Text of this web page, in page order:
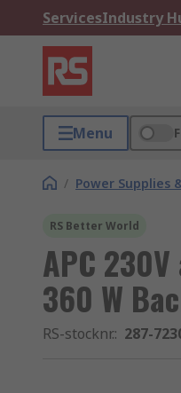
ServicesIndustry
Menu
/ Power Supplies
RS Better World
APC
360 W
RS-stocknr.: 287-